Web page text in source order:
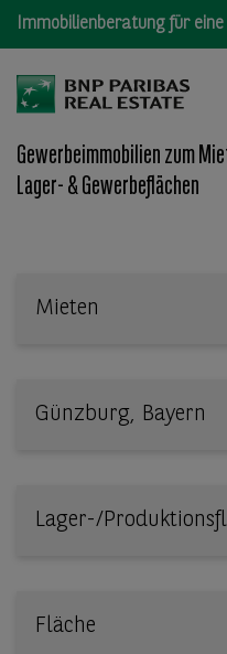
Immobilienberatung für
Gewerbeimmobilien zum
Lager- & Gewerbeflächen
Mieten
Lager-/
Fläche